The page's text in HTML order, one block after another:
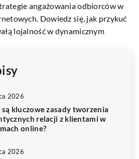
się, jak rozpocząć przygodę z nauką
od najmłodszych lat.
2026
są kluczowe zasady tworzenia
relacji z klientami w
online?
2026